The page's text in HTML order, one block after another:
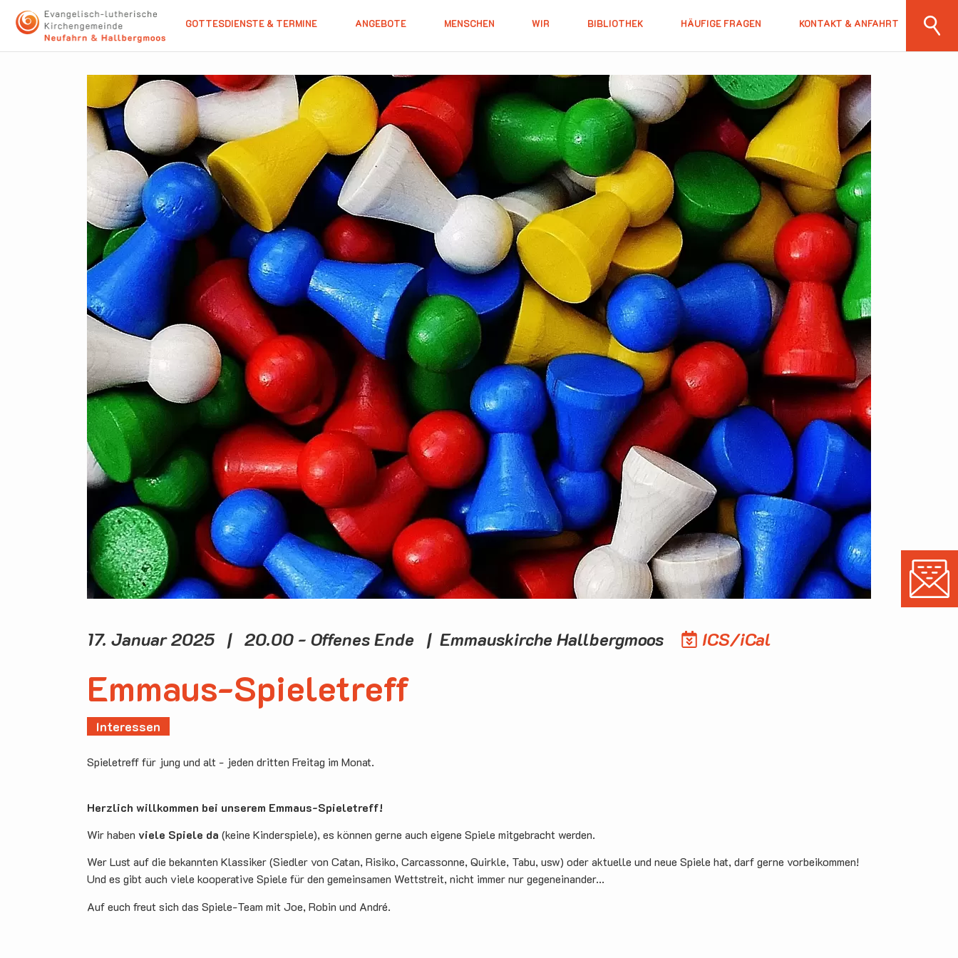
GOTTESDIENSTE & TERMINE ANGEBOTE MENSCHEN WIR BIBLIOTHEK HÄUFIGE FRAGEN KONTAKT & ANFAHRT
17. Januar 2025 | 20.00 - Offenes Ende | Emmauskirche Hallbergmoos ICS/iCal
Emmaus-Spieletreff
Interessen
Spieletreff für jung und alt - jeden dritten Freitag im Monat.
Herzlich willkommen bei unserem Emmaus-Spieletreff!
Wir haben viele Spiele da (keine Kinderspiele), es können gerne auch eigene Spiele mitgebracht werden.
Wer Lust auf die bekannten Klassiker (Siedler von Catan, Risiko, Carcassonne, Quirkle, Tabu, usw) oder aktuelle und neue Spiele hat, darf gerne vorbeikommen!
Und es gibt auch viele kooperative Spiele für den gemeinsamen Wettstreit, nicht immer nur gegeneinander...
Auf euch freut sich das Spiele-Team mit Joe, Robin und André.